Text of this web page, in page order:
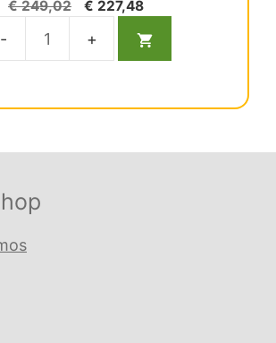
d
5
€249,02
El
original
era:
€ 227,48El
actual
es:
Manguera